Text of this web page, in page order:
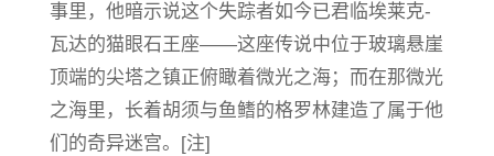
事里，他暗示说这个失踪者如今已君临埃莱克-
瓦达的猫眼石王座——这座传说中位于玻璃悬崖
顶端的尖塔之镇正俯瞰着微光之海；而在那微光
之海里，长着胡须与鱼鳍的格罗林建造了属于他
们的奇异迷宫。[注]